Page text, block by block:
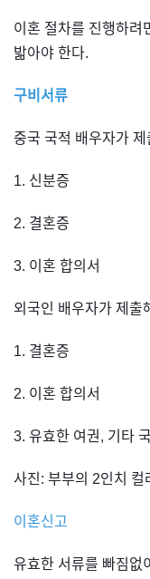
이혼 절차를 진행하려
밟아야 한다.
구비서류
중국 국적 배우자가
1. 신분증
2. 결혼증
3. 이혼 합의서
외국인 배우자가 제출
1. 결혼증
2. 이혼 합의서
3. 유효한 여권, 기타
사진: 부부의 2인치 컬
이혼신고
유효한 서류를 빠짐없